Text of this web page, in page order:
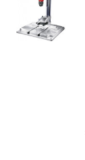
еще 1 фото